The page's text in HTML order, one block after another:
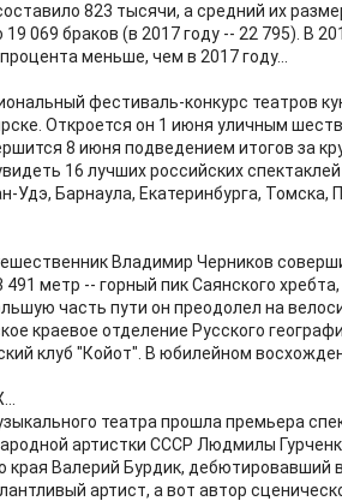
823 тысячи, а средний их
069 браков (в 2017 году -- 22 795). В
меньше, чем в 2017 году...
фестиваль-конкурс театров
Откроется он 1 июня уличным
8 июня подведением итогов за
16 лучших российских спектаклей
Удэ, Барнаула, Екатеринбурга, Томска,
Владимир Черников
метр -- горный пик Саянского
часть пути он преодолел на
краевое отделение Русского
клуб "Койот". В юбилейном
театра прошла премьера
артистки СССР Людмилы
края Валерий Бурдик, дебютировавший
артист, а вот автор